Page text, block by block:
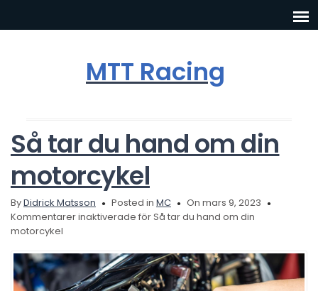
MTT Racing
Så tar du hand om din
motorcykel
ByDidrick Matsson Posted in MC
On mars 9, 2023
Kommentarer inaktiverade för Så tar du hand om din
motorcykel